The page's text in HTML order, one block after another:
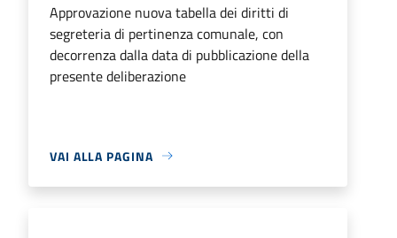
Approvazione nuova tabella dei diritti di
segreteria di pertinenza comunale, con
decorrenza dalla data di pubblicazione della
presente deliberazione
VAI ALLA PAGINA